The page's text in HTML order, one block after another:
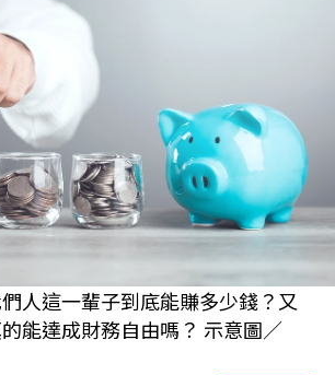
人這一輩子到底能賺多少錢？又
能達成財務自由嗎？ 示意圖／